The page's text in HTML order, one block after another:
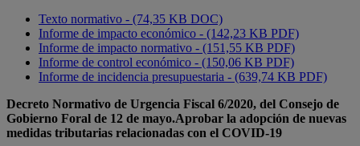
Texto normativo - (74,35 KB DOC)
Informe de impacto económico - (142,23 KB PDF)
Informe de impacto normativo - (151,55 KB PDF)
Informe de control económico - (150,06 KB PDF)
Informe de incidencia presupuestaria - (639,74 KB PDF)
Decreto Normativo de Urgencia Fiscal 6/2020, del Consejo de
Gobierno Foral de 12 de mayo.Aprobar la adopción de nuevas
medidas tributarias relacionadas con el COVID-19